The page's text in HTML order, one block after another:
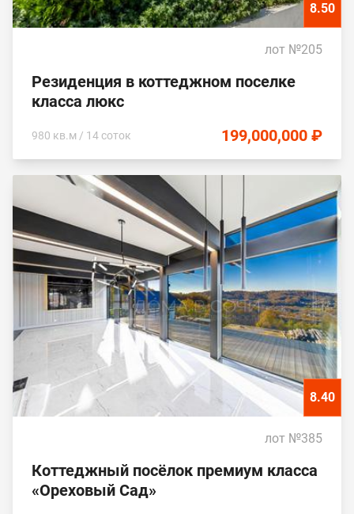
8.50
лот №205
Резиденция в коттеджном поселке
класса люкс
980 кв.м / 14 соток 199,000,000 ₽
8.40
лот №385
Коттеджный посёлок премиум класса
«Ореховый Сад»